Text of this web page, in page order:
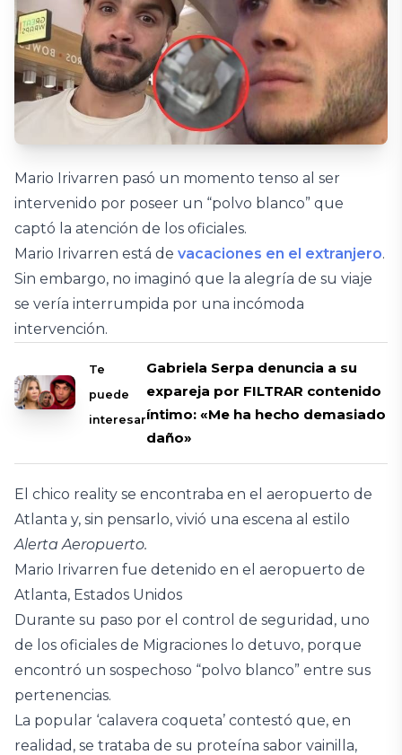
Mario Irivarren pasó un momento tenso al ser
intervenido por poseer un “polvo blanco” que
captó la atención de los oficiales.
Mario Irivarren está de vacaciones en el extranjero.
Sin embargo, no imaginó que la alegría de su viaje
se vería interrumpida por una incómoda
intervención.
Te
puede
interesar
Gabriela Serpa denuncia a su
expareja por FILTRAR contenido
íntimo: «Me ha hecho demasiado
daño»
El chico reality se encontraba en el aeropuerto de
Atlanta y, sin pensarlo, vivió una escena al estilo
Alerta Aeropuerto.
Mario Irivarren fue detenido en el aeropuerto de
Atlanta, Estados Unidos
Durante su paso por el control de seguridad, uno
de los oficiales de Migraciones lo detuvo, porque
encontró un sospechoso “polvo blanco” entre sus
pertenencias.
La popular ‘calavera coqueta’ contestó que, en
realidad, se trataba de su proteína sabor vainilla,